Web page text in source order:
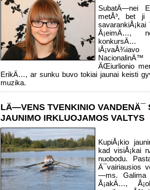
SubatÄ—nei
metÅ³, bet ji
Å¡eimÄ…,
konkursÄ…
ÄŒiurlionio
ErikÄ…, ar sunku buvo tokiai jaunai keisti
muzika.
LÄ—VENS TVENKINIO VANDENÄ¯
JAUNIMO IRKLUOJAMOS VALTYS
KupiÅ¡kio
kad visiÅ¡kai
nuobodu.
Ä¯vairiausios
—ms. Galima
Å¡akÄ…,